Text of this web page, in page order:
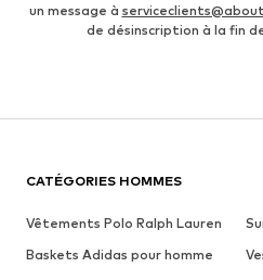
un message à
de désinscription à la fin
CATÉGORIES HOMMES
Vêtements Polo Ralph Lauren
Baskets Adidas pour homme